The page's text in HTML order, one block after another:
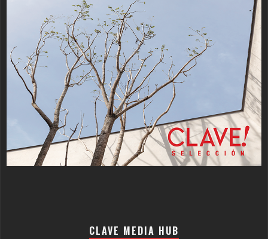
CLAVE MEDIA HUB